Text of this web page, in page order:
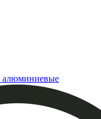
алюминиевые